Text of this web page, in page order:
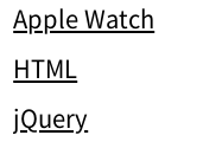
Apple Watch
HTML
jQuery